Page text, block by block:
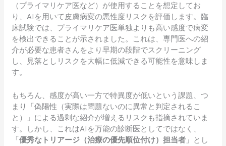
（プライマリケア医など）が使用することを想定してお
り、AIを用いて皮膚病変の悪性度リスクを評価します。臨
床試験では、プライマリケア医単独よりも高い感度で病変
を検出できることが示されました。これは、専門医への紹
介が必要な患者さんをより早期の段階でスクリーニング
し、見落としリスクを大幅に低減できる可能性を意味しま
す。
もちろん、感度が高い一方で特異度が低いという課題、つ
まり「偽陽性（実際は問題ないのに異常と判定されるこ
と）」による過剰な紹介が増えるリスクも指摘されていま
す。しかし、これはAIを万能の診断医としてではなく、
「優秀なトリアージ（治療の優先順位付け）担当者 」とし